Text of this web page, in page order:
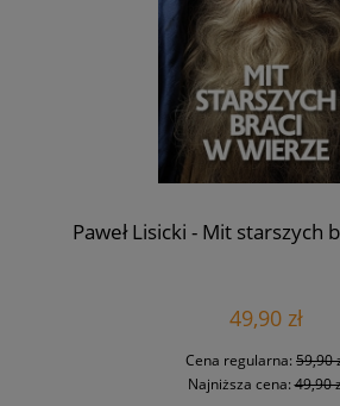
Paweł Lisicki - Mit starszych
49,90 zł
Cena regularna: 59,90
Najniższa cena:49,90